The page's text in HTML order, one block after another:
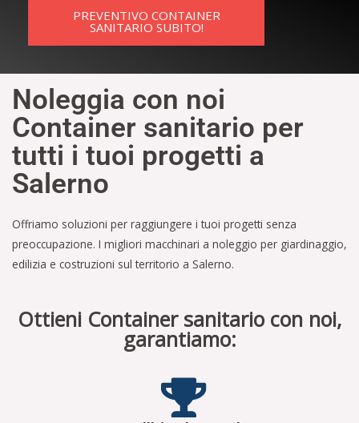
PREVENTIVO CONTAINER
SANITARIO SUBITO!
Noleggia con noi
Container sanitario per
tutti i tuoi progetti a
Salerno
Offriamo soluzioni per raggiungere i tuoi progetti senza
preoccupazione. I migliori macchinari a noleggio per giardinaggio,
edilizia e costruzioni sul territorio a Salerno.
Ottieni Container sanitario con noi,
garantiamo: